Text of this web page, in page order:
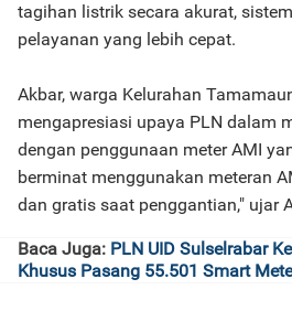
tagihan listrik secara akurat,
pelayanan yang lebih cepat.
Akbar, warga Kelurahan
mengapresiasi upaya PLN dalam
dengan penggunaan meter AMI
berminat menggunakan meteran
dan gratis saat penggantian," ujar
Baca Juga: PLN UID Sulselrabar
Khusus Pasang 55.501 Smart